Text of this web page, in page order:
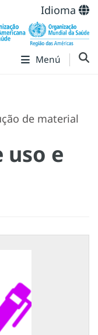
Idioma
Menú
de material
e